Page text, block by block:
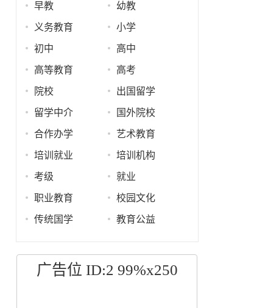
早教 幼教
义务教育 小学
初中 高中
高等教育 高考
院校 出国留学
留学中介 国外院校
合作办学 艺术教育
培训就业 培训机构
考级 就业
职业教育 校园文化
传统国学 教育公益
广告位 ID:2 99%x250